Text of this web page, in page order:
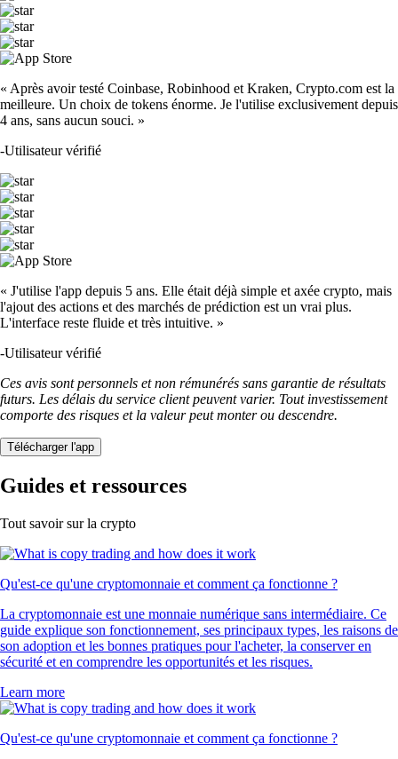
« Après avoir testé Coinbase, Robinhood et Kraken, Crypto.com est la
meilleure. Un choix de tokens énorme. Je l'utilise exclusivement depuis
4 ans, sans aucun souci. »
-Utilisateur vérifié
« J'utilise l'app depuis 5 ans. Elle était déjà simple et axée crypto, mais
l'ajout des actions et des marchés de prédiction est un vrai plus.
L'interface reste fluide et très intuitive. »
-Utilisateur vérifié
Ces avis sont personnels et non rémunérés sans garantie de résultats
futurs. Les délais du service client peuvent varier. Tout investissement
comporte des risques et la valeur peut monter ou descendre.
Télécharger l'app
Guides et ressources
Tout savoir sur la crypto
Qu'est-ce qu'une cryptomonnaie et comment ça fonctionne ?
La cryptomonnaie est une monnaie numérique sans intermédiaire. Ce
guide explique son fonctionnement, ses principaux types, les raisons de
son adoption et les bonnes pratiques pour l'acheter, la conserver en
sécurité et en comprendre les opportunités et les risques.
Learn more
Qu'est-ce qu'une cryptomonnaie et comment ça fonctionne ?